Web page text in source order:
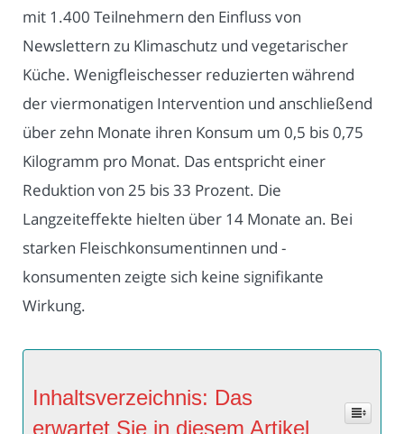
mit 1.400 Teilnehmern den Einfluss von
Newslettern zu Klimaschutz und vegetarischer
Küche. Wenigfleischesser reduzierten während
der viermonatigen Intervention und anschließend
über zehn Monate ihren Konsum um 0,5 bis 0,75
Kilogramm pro Monat. Das entspricht einer
Reduktion von 25 bis 33 Prozent. Die
Langzeiteffekte hielten über 14 Monate an. Bei
starken Fleischkonsumentinnen und -
konsumenten zeigte sich keine signifikante
Wirkung.
Inhaltsverzeichnis: Das
erwartet Sie in diesem Artikel